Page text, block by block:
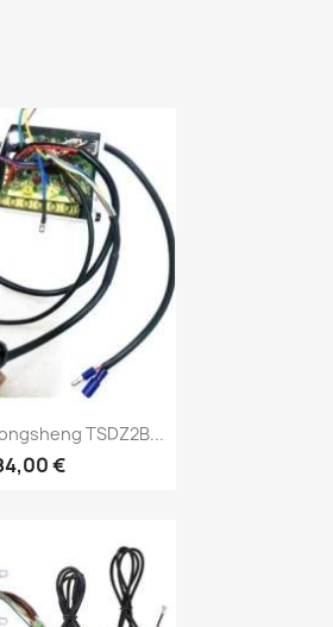
rapide
TSDZ2B...
€